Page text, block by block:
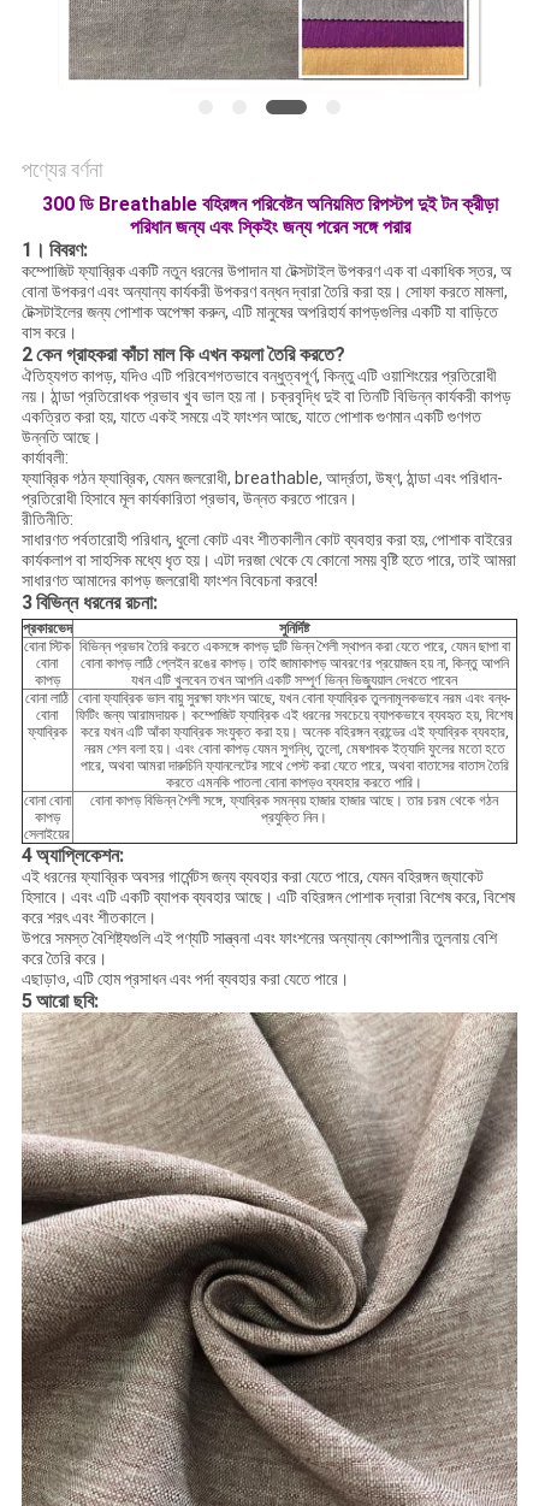
POLICY
পণ্যের বর্ণনা
300 ডি Breathable বহিরঙ্গন পরিবেষ্টন অনিয়মিত রিপস্টপ দুই টন ক্রীড়া
পরিধান জন্য এবং স্কিইং জন্য পরেন সঙ্গে পরার
1। বিবরণ:
কম্পোজিট ফ্যাব্রিক একটি নতুন ধরনের উপাদান যা টেক্সটাইল উপকরণ এক বা একাধিক স্তর, অ
বোনা উপকরণ এবং অন্যান্য কার্যকরী উপকরণ বন্ধন দ্বারা তৈরি করা হয়। সোফা করতে মামলা,
টেক্সটাইলের জন্য পোশাক অপেক্ষা করুন, এটি মানুষের অপরিহার্য কাপড়গুলির একটি যা বাড়িতে
বাস করে।
2কেন গ্রাহকরা কাঁচা মাল কি এখন কয়লা তৈরি করতে?
ঐতিহ্যগত কাপড়, যদিও এটি পরিবেশগতভাবে বন্ধুত্বপূর্ণ, কিন্তু এটি ওয়াশিংয়ের প্রতিরোধী
নয়। ঠান্ডা প্রতিরোধক প্রভাব খুব ভাল হয় না। চক্রবৃদ্ধি দুই বা তিনটি বিভিন্ন কার্যকরী কাপড়
একত্রিত করা হয়, যাতে একই সময়ে এই ফাংশন আছে, যাতে পোশাক গুণমান একটি গুণগত
উন্নতি আছে।
কার্যাবলী:
ফ্যাব্রিক গঠন ফ্যাব্রিক, যেমন জলরোধী, breathable, আর্দ্রতা, উষ্ণ, ঠান্ডা এবং পরিধান-
প্রতিরোধী হিসাবে মূল কার্যকারিতা প্রভাব, উন্নত করতে পারেন।
রীতিনীতি:
সাধারণত পর্বতারোহী পরিধান, ধুলো কোট এবং শীতকালীন কোট ব্যবহার করা হয়, পোশাক বাইরের
কার্যকলাপ বা সাহসিক মধ্যে ধৃত হয়। এটা দরজা থেকে যে কোনো সময় বৃষ্টি হতে পারে, তাই আমরা
সাধারণত আমাদের কাপড় জলরোধী ফাংশন বিবেচনা করবে!
3বিভিন্ন ধরনের রচনা:
প্রকারভেদ
সুনির্দিষ্ট
বোনা স্টিক
বোনা
কাপড়
বিভিন্ন প্রভাব তৈরি করতে একসঙ্গে কাপড় দুটি ভিন্ন শৈলী স্থাপন করা যেতে পারে, যেমন ছাপা বা
বোনা কাপড় লাঠি প্লেইন রঙের কাপড়। তাই জামাকাপড় আবরণের প্রয়োজন হয় না, কিন্তু আপনি
যখন এটি খুলবেন তখন আপনি একটি সম্পূর্ণ ভিন্ন ভিজ্যুয়াল দেখতে পাবেন
বোনা লাঠি
বোনা
ফ্যাব্রিক
বোনা ফ্যাব্রিক ভাল বায়ু সুরক্ষা ফাংশন আছে, যখন বোনা ফ্যাব্রিক তুলনামূলকভাবে নরম এবং বন্ধ-
ফিটিং জন্য আরামদায়ক। কম্পোজিট ফ্যাব্রিক এই ধরনের সবচেয়ে ব্যাপকভাবে ব্যবহৃত হয়, বিশেষ
করে যখন এটি আঁকা ফ্যাব্রিক সংযুক্ত করা হয়। অনেক বহিরঙ্গন ব্রান্ডের এই ফ্যাব্রিক ব্যবহার,
নরম শেল বলা হয়। এবং বোনা কাপড় যেমন সুগন্ধি, তুলো, মেষশাবক ইত্যাদি ফুলের মতো হতে
পারে, অথবা আমরা দারুচিনি ফ্যানলেটের সাথে পেস্ট করা যেতে পারে, অথবা বাতাসের বাতাস তৈরি
করতে এমনকি পাতলা বোনা কাপড়ও ব্যবহার করতে পারি।
বোনা বোনা
কাপড়
সেলাইয়ের
বোনা কাপড় বিভিন্ন শৈলী সঙ্গে, ফ্যাব্রিক সমন্বয় হাজার হাজার আছে। তার চরম থেকে গঠন
প্রযুক্তি নিন।
4অ্যাপ্লিকেশন:
এই ধরনের ফ্যাব্রিক অবসর গার্মেন্টস জন্য ব্যবহার করা যেতে পারে, যেমন বহিরঙ্গন জ্যাকেট
হিসাবে। এবং এটি একটি ব্যাপক ব্যবহার আছে। এটি বহিরঙ্গন পোশাক দ্বারা বিশেষ করে, বিশেষ
করে শরৎ এবং শীতকালে।
উপরে সমস্ত বৈশিষ্ট্যগুলি এই পণ্যটি সান্ত্বনা এবং ফাংশনের অন্যান্য কোম্পানীর তুলনায় বেশি
করে তৈরি করে।
এছাড়াও, এটি হোম প্রসাধন এবং পর্দা ব্যবহার করা যেতে পারে।
5আরো ছবি: